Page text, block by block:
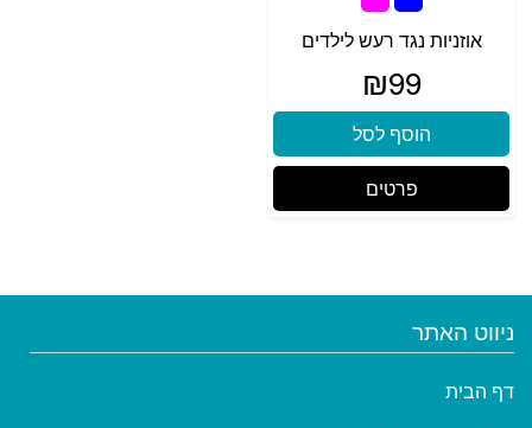
אוזניות נגד רעש לילדים
₪99
הוסף לסל
פרטים
ניווט האתר
דף הבית